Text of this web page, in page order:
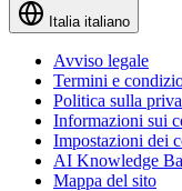
Italia italiano
Avviso legale
Termini e
Politica sulla
Informazioni sui
Impostazioni dei
AI Knowledge
Mappa del sito